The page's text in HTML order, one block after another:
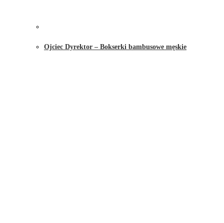
Ojciec Dyrektor – Bokserki bambusowe męskie